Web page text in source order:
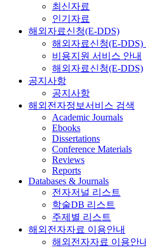
최신자료
인기자료
해외자료신청(E-DDS)
해외자료신청(E-DDS)
비용지원 서비스 안내
해외자료신청(E-DDS)
공지사항
공지사항
해외전자정보서비스 검색
Academic Journals
Ebooks
Dissertations
Conference Materials
Reviews
Reports
Databases & Journals
전자저널 리스트
학술DB 리스트
주제별 리스트
해외전자자료 이용안내
해외전자자료 이용안